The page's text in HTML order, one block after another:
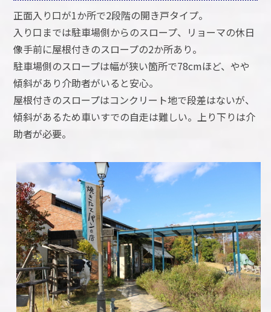
正面入り口が1か所で2段階の開き戸タイプ。
入り口までは駐車場側からのスロープ、リョーマの休日
像手前に屋根付きのスロープの2か所あり。
駐車場側のスロープは幅が狭い箇所で78cmほど、やや
傾斜があり介助者がいると安心。
屋根付きのスロープはコンクリート地で段差はないが、
傾斜があるため車いすでの自走は難しい。上り下りは介
助者が必要。